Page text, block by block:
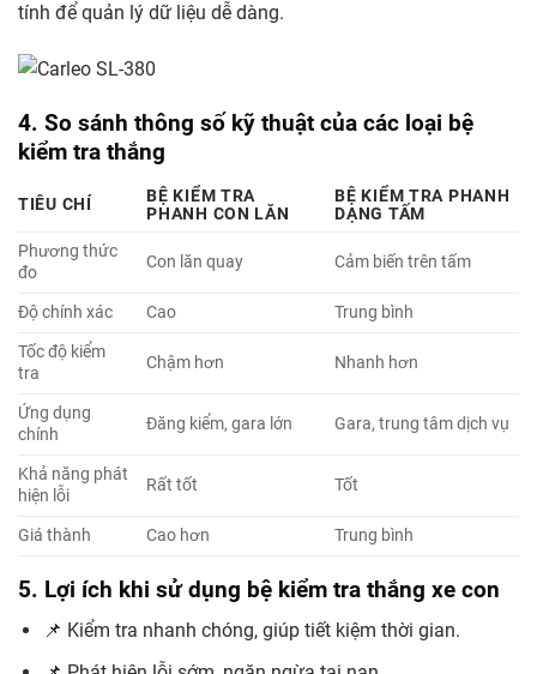
tính để quản lý dữ liệu dễ dàng.
4. So sánh thông số kỹ thuật của các loại bệ
kiểm tra thắng
TIÊU CHÍ
BỆ KIỂM TRA
PHANH CON LĂN
BỆ KIỂM TRA PHANH
DẠNG TẤM
Phương thức
đo
Con lăn quay Cảm biến trên tấm
Độ chính xác Cao
Trung bình
Tốc độ kiểm
tra
Chậm hơn Nhanh hơn
Ứng dụng
chính
Đăng kiểm, gara lớn Gara, trung tâm dịch vụ
Khả năng phát
hiện lỗi
Rất tốt Tốt
Giá thành Cao hơn Trung bình
5. Lợi ích khi sử dụng bệ kiểm tra thắng xe con
📌 Kiểm tra nhanh chóng, giúp tiết kiệm thời gian.